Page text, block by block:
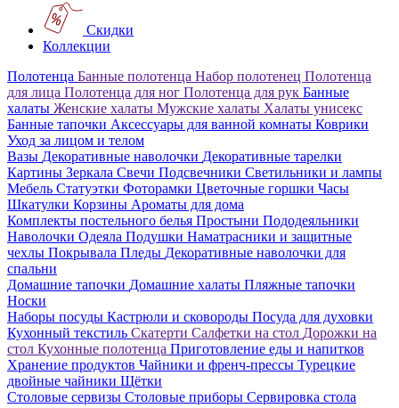
Скидки
Коллекции
Полотенца Банные полотенца Набор полотенец Полотенца
для лица Полотенца для ног Полотенца для рук Банные
халаты Женские халаты Мужские халаты Халаты унисекс
Банные тапочки Аксессуары для ванной комнаты Коврики
Уход за лицом и телом
Вазы Декоративные наволочки Декоративные тарелки
Картины Зеркала Свечи Подсвечники Светильники и лампы
Мебель Статуэтки Фоторамки Цветочные горшки Часы
Шкатулки Корзины Ароматы для дома
Комплекты постельного белья Простыни Пододеяльники
Наволочки Одеяла Подушки Наматрасники и защитные
чехлы Покрывала Пледы Декоративные наволочки для
спальни
Домашние тапочки Домашние халаты Пляжные тапочки
Носки
Наборы посуды Кастрюли и сковороды Посуда для духовки
Кухонный текстиль Скатерти Салфетки на стол Дорожки на
стол Кухонные полотенца Приготовление еды и напитков
Хранение продуктов Чайники и френч-прессы Турецкие
двойные чайники Щётки
Столовые сервизы Столовые приборы Сервировка стола